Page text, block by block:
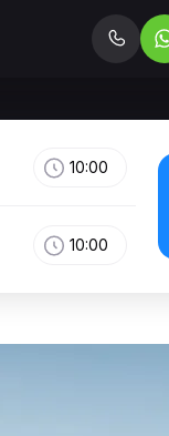
10:00
10:00